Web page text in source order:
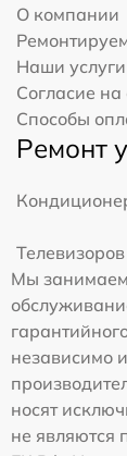
О компании
Наши услуги
Согласие
Способы
Ремонт
Телевизоров
Мы
независимо
носят
не являются